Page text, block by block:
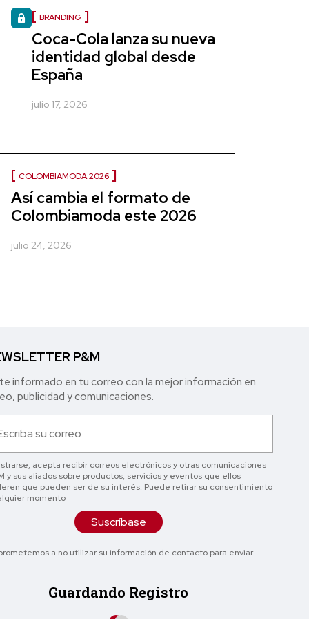
BRANDING
Coca-Cola lanza su nueva
identidad global desde
España
julio 17, 2026
COLOMBIAMODA 2026
Así cambia el formato de
Colombiamoda este 2026
julio 24, 2026
P&M
informado en tu correo con la mejor in formación en
publicidad y comunicaciones.
acepta recibir correos electrónicos y otras comunicaciones
y sus aliados sobre productos, servicios y eventos que ellos
que pueden ser de su interés. Puede retirar su consentimiento
momento
Suscríbase
a no utilizar su información de contacto para enviar
Guardando Registro